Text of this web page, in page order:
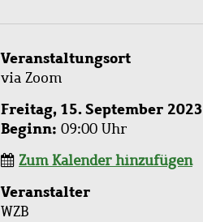
Veranstaltungsort
via Zoom
Freitag, 15. September 2023
Beginn 09:00 Uhr
Zum Kalender hinzufügen
Veranstalter
WZB